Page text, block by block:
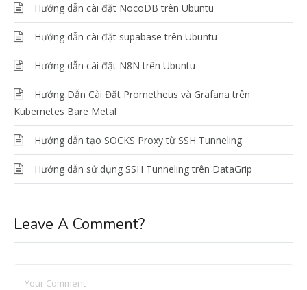
Hướng dẫn cài đặt NocoDB trên Ubuntu
Hướng dẫn cài đặt supabase trên Ubuntu
Hướng dẫn cài đặt N8N trên Ubuntu
Hướng Dẫn Cài Đặt Prometheus và Grafana trên
Kubernetes Bare Metal
Hướng dẫn tạo SOCKS Proxy từ SSH Tunneling
Hướng dẫn sử dụng SSH Tunneling trên DataGrip
Leave A Comment?